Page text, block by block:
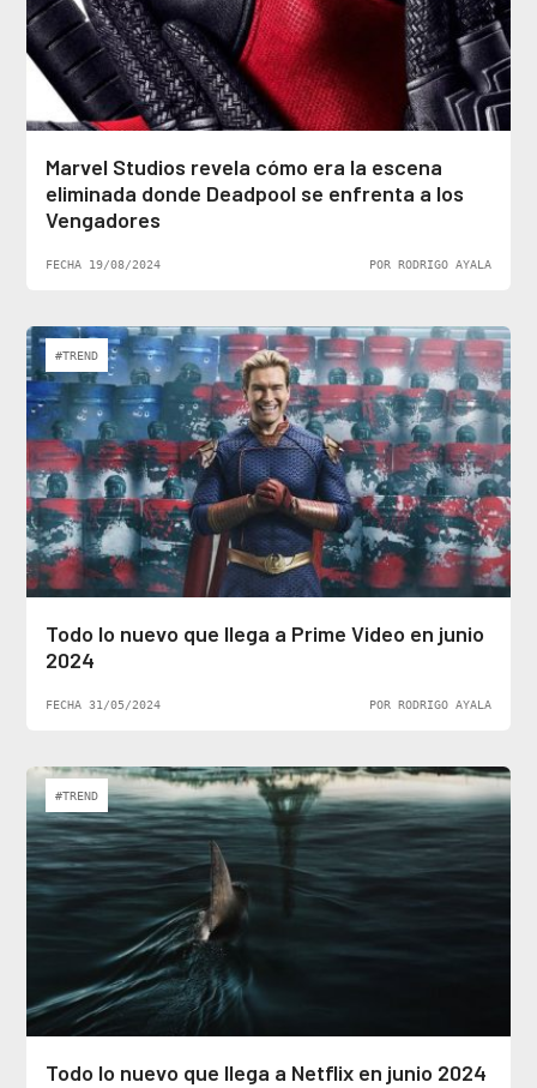
Marvel Studios revela cómo era la escena
eliminada donde Deadpool se enfrenta a los
Vengadores
FECHA 19/08/2024 POR RODRIGO AYALA
#TREND
Todo lo nuevo que llega a Prime Video en junio
2024
FECHA 31/05/2024 POR RODRIGO AYALA
#TREND
Todo lo nuevo que llega a Netflix en junio 2024